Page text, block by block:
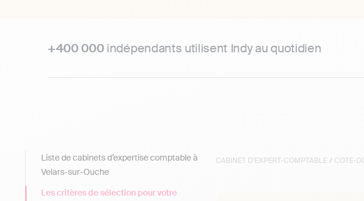
+400 000indépendants utilisent Indy au quotidien
CABINET D'EXPERT-COMPTABLE / COTE-
Liste de cabinets d’expertise comptable à
Velars-sur-Ouche
Les critères de sélection pour votre